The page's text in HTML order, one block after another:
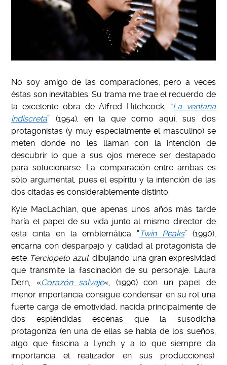
No soy amigo de las comparaciones, pero a veces
éstas son inevitables. Su trama me trae el recuerdo de
la excelente obra de Alfred Hitchcock, “La ventana
indiscreta” (1954), en la que como aquí, sus dos
protagonistas (y muy especialmente el masculino) se
meten donde no les llaman con la intención de
descubrir lo que a sus ojos merece ser destapado
para solucionarse. La comparación entre ambas es
sólo argumental, pues el espíritu y la intención de las
dos citadas es considerablemente distinto.
Kyle MacLachlan, que apenas unos años más tarde
haría el papel de su vida junto al mismo director de
esta cinta en la emblemática “Twin Peaks” (1990),
encarna con desparpajo y calidad al protagonista de
este Terciopelo azul, dibujando una gran expresividad
que transmite la fascinación de su personaje. Laura
Dern, «Corazón salvaje«, (1990) con un papel de
menor importancia consigue condensar en su rol una
fuerte carga de emotividad, nacida principalmente de
dos espléndidas escenas que la susodicha
protagoniza (en una de ellas se habla de los sueños,
algo que fascina a Lynch y a lo que siempre da
importancia el realizador en sus producciones).